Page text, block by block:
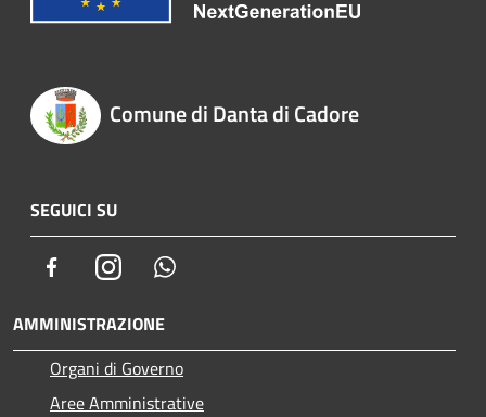
Comune di Danta di Cadore
SEGUICI SU
FacebookInstagram
AMMINISTRAZIONE
Organi di Governo
Aree Amministrative